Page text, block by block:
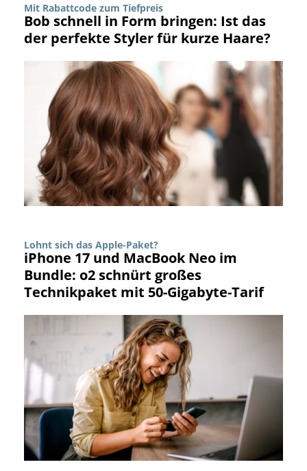
Mit Rabattcode zum Tiefpreis
Bob schnell in Form bringen: Ist das
der perfekte Styler für kurze Haare?
Lohnt sich das Apple-Paket?
iPhone 17 und MacBook Neo im
Bundle: o2 schnürt großes
Technikpaket mit 50-Gigabyte-Tarif